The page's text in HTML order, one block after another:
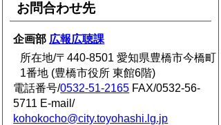
お問合わせ先
企画部 広報広聴課
所在地/〒440-8501 愛知県豊橋市今橋町
1番地 (豊橋市役所 東館6階)
電話番号/0532-51-2165 FAX/0532-56-
5711 E-mail/
kohokocho@city.toyohashi.lg.jp